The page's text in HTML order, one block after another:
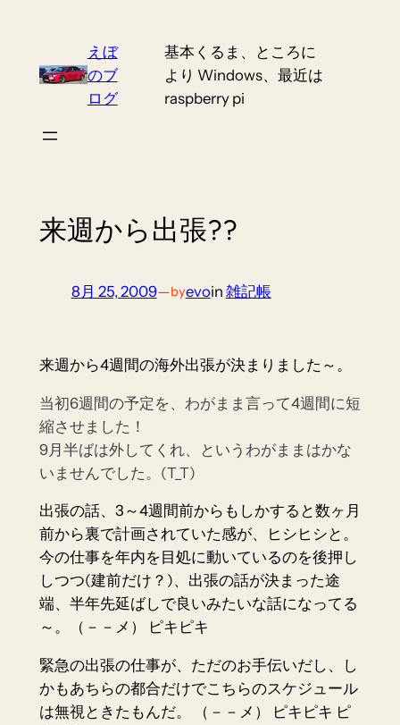
content
えぼ
のブ
ログ
基本くるま、ところに
より Windows、最近は
raspberry pi
来週から出張??
8月 25, 2009—byevoin 雑記帳
来週から4週間の海外出張が決まりました～。
当初6週間の予定を、わがまま言って4週間に短
縮させました！
9月半ばは外してくれ、というわがままはかな
いませんでした。(T_T)
出張の話、3～4週間前からもしかすると数ヶ月
前から裏で計画されていた感が、ヒシヒシと。
今の仕事を年内を目処に動いているのを後押し
しつつ(建前だけ？)、出張の話が決まった途
端、半年先延ばしで良いみたいな話になってる
～。（－－メ） ピキピキ
緊急の出張の仕事が、ただのお手伝いだし、し
かもあちらの都合だけでこちらのスケジュール
は無視ときたもんだ。 （－－メ） ピキピキ ピ